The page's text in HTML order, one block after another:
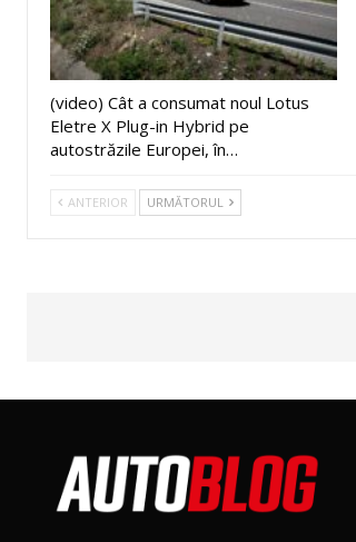
(video) Cât a consumat noul Lotus
Eletre X Plug-in Hybrid pe
autostrăzile Europei, în…
ANTERIOR URMĂTORUL